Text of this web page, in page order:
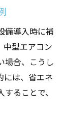
備導入時に補
中型エアコン
場合、こうし
には、省エネ
ることで、